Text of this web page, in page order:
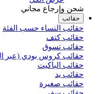
شحن وإرجاع مجاني
حقائب
حقائب النساء حسب الفئة
حقائب كتف
حقائب تسوق
حقائب كروس بودي (عبر
حقائب الباكيت
حقائب يد
حقائب صغيرة